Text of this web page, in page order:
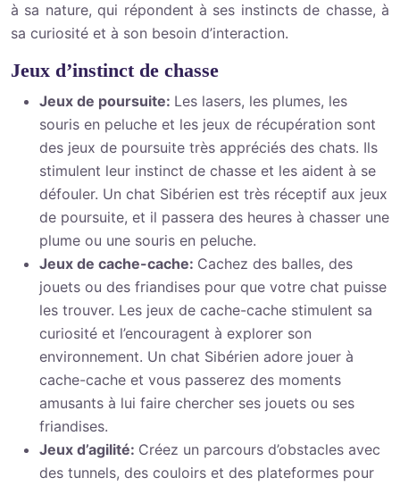
à sa nature, qui répondent à ses instincts de chasse, à
sa curiosité et à son besoin d’interaction.
Jeux d’instinct de chasse
Jeux de poursuite: Les lasers, les plumes, les
souris en peluche et les jeux de récupération sont
des jeux de poursuite très appréciés des chats. Ils
stimulent leur instinct de chasse et les aident à se
défouler. Un chat Sibérien est très réceptif aux jeux
de poursuite, et il passera des heures à chasser une
plume ou une souris en peluche.
Jeux de cache-cache: Cachez des balles, des
jouets ou des friandises pour que votre chat puisse
les trouver. Les jeux de cache-cache stimulent sa
curiosité et l’encouragent à explorer son
environnement. Un chat Sibérien adore jouer à
cache-cache et vous passerez des moments
amusants à lui faire chercher ses jouets ou ses
friandises.
Jeux d’agilité: Créez un parcours d’obstacles avec
des tunnels, des couloirs et des plateformes pour